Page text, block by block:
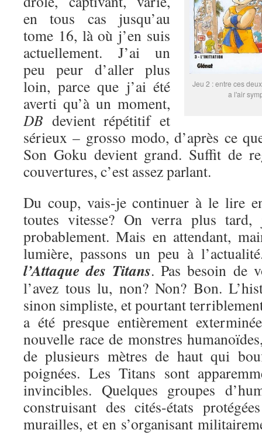
Jeu 2 : entre ces
a l'air
en tous cas jusqu’au
tome 16, là où j’en suis
actuellement. J’ai un
peu peur d’aller plus
loin, parce que j’ai été
averti qu’à un moment,
DB devient répétitif et
sérieux – grosso modo, d’après ce
Son Goku devient grand. Suffit de
couvertures, c’est assez parlant.
Du coup, vais-je continuer à le lire
toutes vitesse? On verra plus
probablement. Mais en attendant,
lumière, passons un peu à
l’Attaque des Titans. Pas besoin de
l’avez tous lu, non? Non? Bon.
sinon simpliste, et pourtant
a été presque entièrement
nouvelle race de monstres
de plusieurs mètres de haut qui
poignées. Les Titans sont
invincibles. Quelques groupes
construisant des cités-états
murailles, et en s’organisant